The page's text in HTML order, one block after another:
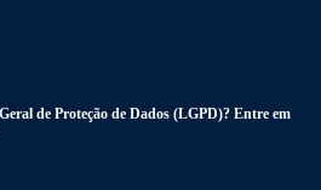
de Proteção de Dados (LGPD)? Entre em